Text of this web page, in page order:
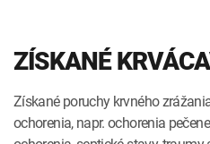
ZÍSKANÉ
Získané poruchy krvného
ochorenia, napr. ochorenia